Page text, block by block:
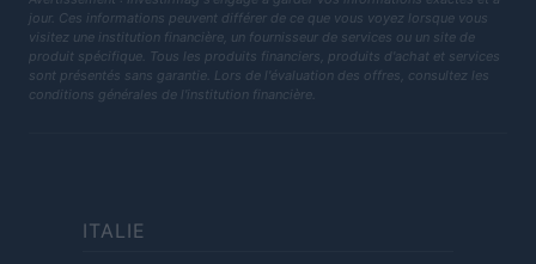
jour. Ces informations peuvent différer de ce que vous voyez lorsque vous
visitez une institution financière, un fournisseur de services ou un site de
produit spécifique. Tous les produits financiers, produits d'achat et services
sont présentés sans garantie. Lors de l'évaluation des offres, consultez les
conditions générales de l'institution financière.
ITALIE